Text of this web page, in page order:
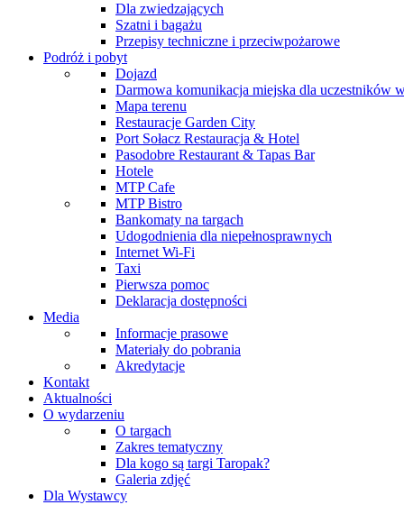
Dla zwiedzających
Szatni i bagażu
Przepisy techniczne i przeciwpożarowe
Podróż i pobyt
Dojazd
Darmowa komunikacja miejska dla uczestników
Mapa terenu
Restauracje Garden City
Port Sołacz Restauracja & Hotel
Pasodobre Restaurant & Tapas Bar
Hotele
MTP Cafe
MTP Bistro
Bankomaty na targach
Udogodnienia dla niepełnosprawnych
Internet Wi-Fi
Taxi
Pierwsza pomoc
Deklaracja dostępności
Media
Informacje prasowe
Materiały do pobrania
Akredytacje
Kontakt
Aktualności
O wydarzeniu
O targach
Zakres tematyczny
Dla kogo są targi Taropak?
Galeria zdjęć
Dla Wystawcy